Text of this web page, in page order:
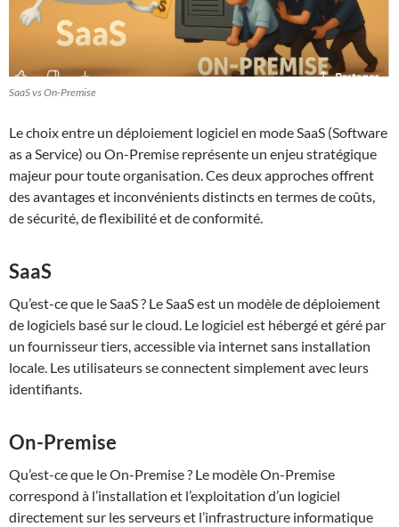
SaaS vs On-Premise
Le choix entre un déploiement logiciel en mode SaaS (Software
as a Service) ou On-Premise représente un enjeu stratégique
majeur pour toute organisation. Ces deux approches offrent
des avantages et inconvénients distincts en termes de coûts,
de sécurité, de flexibilité et de conformité.
SaaS
Qu’est-ce que le SaaS ? Le SaaS est un modèle de déploiement
de logiciels basé sur le cloud. Le logiciel est hébergé et géré par
un fournisseur tiers, accessible via internet sans installation
locale. Les utilisateurs se connectent simplement avec leurs
identifiants.
On-Premise
Qu’est-ce que le On-Premise ? Le modèle On-Premise
correspond à l’installation et l’exploitation d’un logiciel
directement sur les serveurs et l’infrastructure informatique